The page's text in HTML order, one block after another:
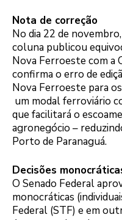
Nota de correção
No dia 22 de
coluna publicou
Nova Ferroeste com a
confirma o erro de
Nova Ferroeste para
um modal ferroviário
que facilitará o
agronegócio –
Porto de Paranaguá.
Decisões
O Senado Federal
monocráticas
Federal (STF) e em